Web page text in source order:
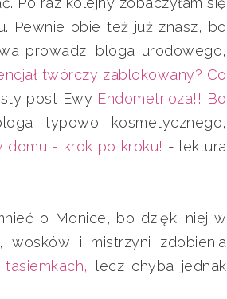
Pewnie obie też już znasz, bo
prowadzi bloga urodowego,
twórczy zablokowany? Co
post Ewy Endometrioza!! Bo
typowo kosmetycznego,
domu - krok po kroku! - lektura
o Monice, bo dzięki niej w
wosków i mistrzyni zdobienia
lecz chyba jednak